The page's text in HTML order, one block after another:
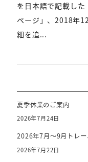
を日本語で記載し
ページ」、2018年
細を追...
夏季休業のご案内
2026年7月24日
2026年7月～9月トレ
2026年7月22日